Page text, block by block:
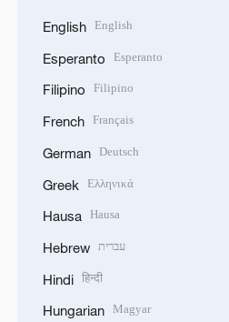
English English
Esperanto Esperanto
Filipino Filipino
French Français
German Deutsch
Greek Ελληνικά
Hausa Hausa
Hebrew עברית
Hindi हिन्दी
Hungarian Magyar